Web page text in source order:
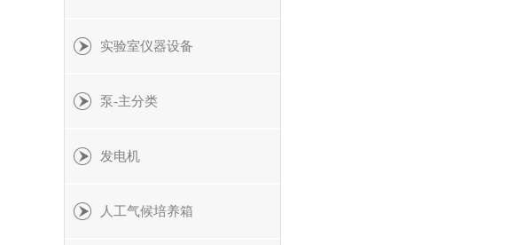
实验室仪器设备
泵-主分类
发电机
人工气候培养箱